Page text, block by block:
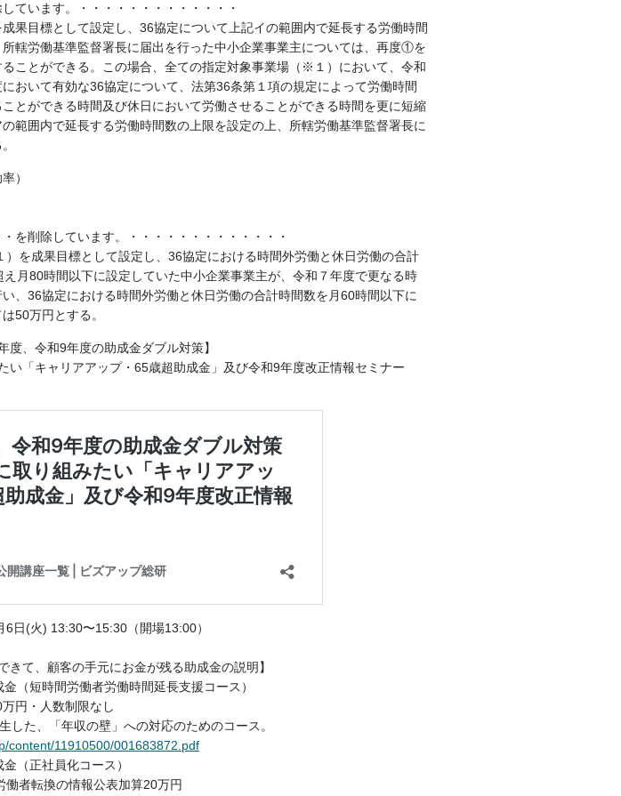
ています。・・・・・・・・・・・・・
果目標として設定し、36協定について上記イの範囲内で延長する労働時間
轄労働基準監督署長に届出を行った中小企業事業主については、再度①を
ことができる。この場合、全ての指定対象事業場（※１）において、令和
において有効な36協定について、法第36条第１項の規定によって労働時間
とができる時間及び休日において労働させることができる時間を更に短縮
範囲内で延長する労働時間数の上限を設定の上、所轄労働基準監督署長に
）
を削除しています。・・・・・・・・・・・・・
を成果目標として設定し、36協定における時間外労働と休日労働の合計
月80時間以下に設定していた中小企業事業主が、令和７年度で更なる時
、36協定における時間外労働と休日労働の合計時間数を月60時間以下に
50万円とする。
度、令和9年度の助成金ダブル対策】
い「キャリアアップ・65歳超助成金」及び令和9年度改正情報セミナー
日(火) 13:30〜15:30（開場13:00）
きて、顧客の手元にお金が残る助成金の説明】
（短時間労働者労働時間延長支援コース）
万円・人数制限なし
した、「年収の壁」への対応のためのコース。
content/11910500/001683872.pdf
（正社員化コース）
働者転換の情報公表加算20万円